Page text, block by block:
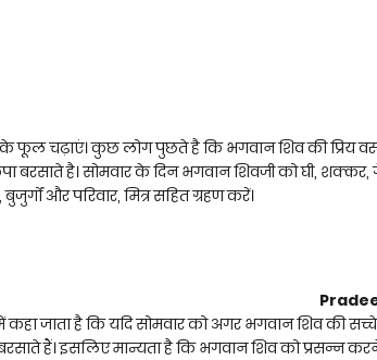
के फूल चढ़ाएं। कुछ लोग पुछते है कि भगवान शिव की प्रिय
बरसाते है। सोमवार के दिन भगवान शिवजी को घी,
और परिवार, मित्र सहित ग्रहण करें।
में कहा जाता है कि यदि सोमवार को अगर भगवान शिव की
हैं। इसलिए मान्यता है कि भगवान शिव को प्रसन्न